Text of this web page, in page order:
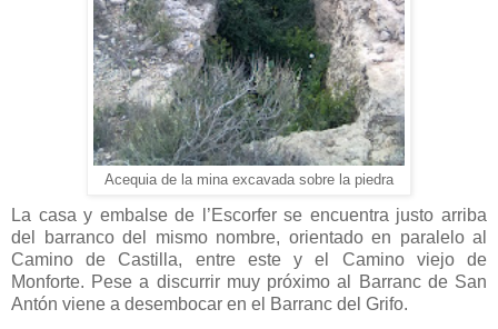
Acequia de la mina excavada sobre la piedra
La casa y embalse de l’Escorfer se encuentra justo arriba
del barranco del mismo nombre, orientado en paralelo al
Camino de Castilla, entre este y el Camino viejo de
Monforte. Pese a discurrir muy próximo al Barranc de San
Antón viene a desembocar en el Barranc del Grifo.